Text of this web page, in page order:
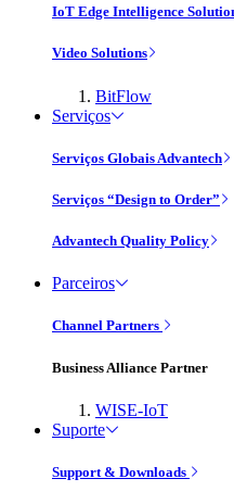
IoT Edge Intelligence
Video Solutions
BitFlow
Serviços
Serviços Globais Advantech
Serviços “Design to Order”
Advantech Quality Policy
Parceiros
Channel Partners
Business Alliance Partner
WISE-IoT
Suporte
Support & Downloads